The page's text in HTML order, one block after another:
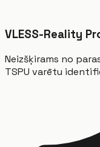
VLESS-Reality
Neizšķirams no
TSPU varētu